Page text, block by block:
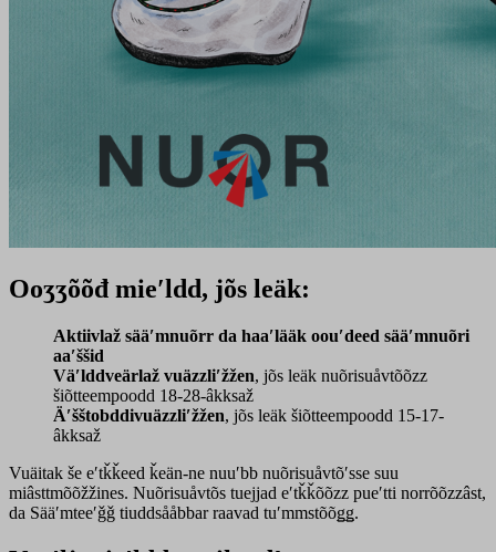
Ooʒʒõõđ mieʹldd, jõs leäk:
Aktiivlaž sääʹmnuõrr da haaʹlääk oouʹdeed sääʹmnuõri
aaʹššid
Väʹlddveärlaž vuäzzliʹžžen, jõs leäk nuõrisuåvtõõzz
šiõtteempoodd 18-28-âkksaž
Äʹšštobddivuäzzliʹžžen, jõs leäk šiõtteempoodd 15-17-
âkksaž
Vuäitak še eʹtǩǩeed ǩeän-ne nuuʹbb nuõrisuåvtõʹsse suu
miâsttmõõžžines. Nuõrisuåvtõs tuejjad eʹtǩǩõõzz pueʹtti norrõõzzâst,
da Sääʹmteeʹǧǧ tiuddsååbbar raavad tuʹmmstõõǥǥ.